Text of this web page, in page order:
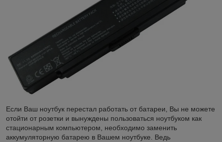
Если Ваш ноутбук перестал работать от батареи, Вы не можете
отойти от розетки и вынуждены пользоваться ноутбуком как
стационарным компьютером, необходимо заменить
аккумуляторную батарею в Вашем ноутбуке. Ведь